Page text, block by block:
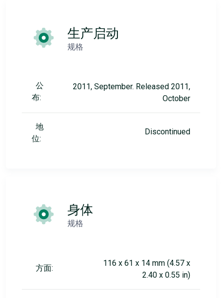
生产启动
规格
公
布:
2011, September. Released 2011,
October
地
位:
Discontinued
身体
规格
方面:
116 x 61 x 14 mm (4.57 x
2.40 x 0.55 in)